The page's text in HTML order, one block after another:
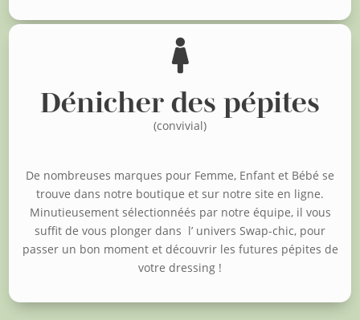

Dénicher des pépites
(convivial)
De nombreuses marques pour Femme, Enfant et Bébé se
trouve dans notre boutique et sur notre site en ligne.
Minutieusement sélectionnéés par notre équipe, il vous
suffit de vous plonger dans l’ univers Swap-chic, pour
passer un bon moment et découvrir les futures pépites de
votre dressing !